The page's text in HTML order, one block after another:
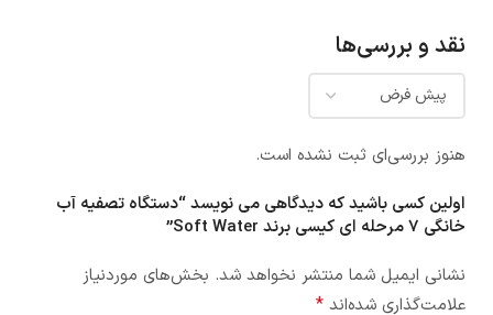
نقد و بررسی‌ها
هنوز بررسی‌ای ثبت نشده است.
اولین کسی باشید که دیدگاهی می نویسد “دستگاه تصفیه آب
خانگی 7 مرحله ای کیسی برند Soft Water”
نشانی ایمیل شما منتشر نخواهد شد. بخش‌های موردنیاز
علامت‌گذاری شده‌اند *